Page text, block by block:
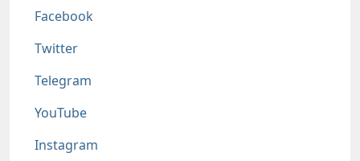
Соц сети
Facebook
Twitter
Telegram
YouTube
Instagram